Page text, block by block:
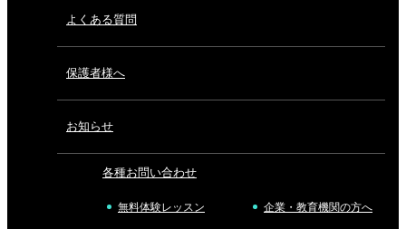
よくある質問
保護者様へ
お知らせ
各種お問い合わせ
無料体験レッスン 企業・教育機関の方へ